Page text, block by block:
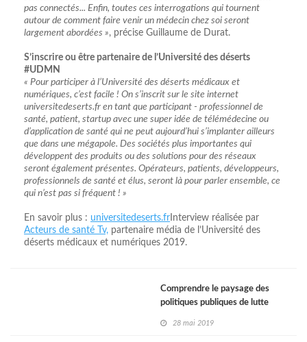
pas connectés... Enfin, toutes ces interrogations qui tournent
autour de comment faire venir un médecin chez soi seront
largement abordées », précise Guillaume de Durat.
S’inscrire ou être partenaire de l’Université des déserts
#UDMN
« Pour participer à l’Université des déserts médicaux et
numériques, c’est facile ! On s’inscrit sur le site internet
universitedeserts.fr en tant que participant - professionnel de
santé, patient, startup avec une super idée de télémédecine ou
d’application de santé qui ne peut aujourd’hui s’implanter ailleurs
que dans une mégapole. Des sociétés plus importantes qui
développent des produits ou des solutions pour des réseaux
seront également présentes. Opérateurs, patients, développeurs,
professionnels de santé et élus, seront là pour parler ensemble, ce
qui n’est pas si fréquent ! »
En savoir plus : universitedeserts.fr Interview réalisée par
Acteurs de santé Tv, partenaire média de l’Université des
déserts médicaux et numériques 2019.
Comprendre le paysage des
politiques publiques de lutte
28 mai 2019